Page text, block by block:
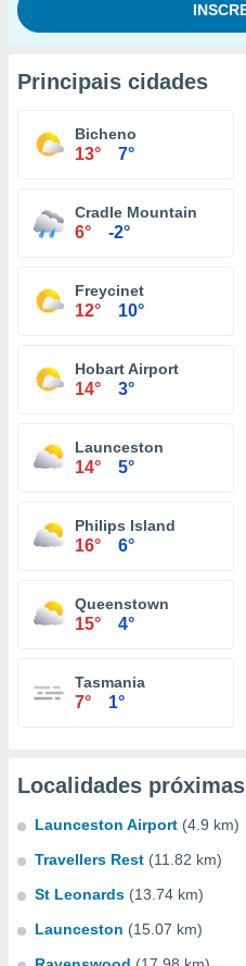
Principais cidades
Bicheno
13° 7°
Cradle Mountain
6° -2°
Freycinet
12° 10°
Hobart Airport
14° 3°
Launceston
14° 5°
Philips Island
16° 6°
Queenstown
15° 4°
Tasmania
7° 1°
Localidades próximas
Launceston Airport (4.9 km)
Travellers Rest (11.82 km)
St Leonards (13.74 km)
Launceston (15.07 km)